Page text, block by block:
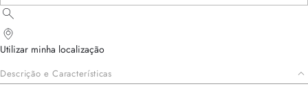
Utilizar minha localização
Descrição e Características